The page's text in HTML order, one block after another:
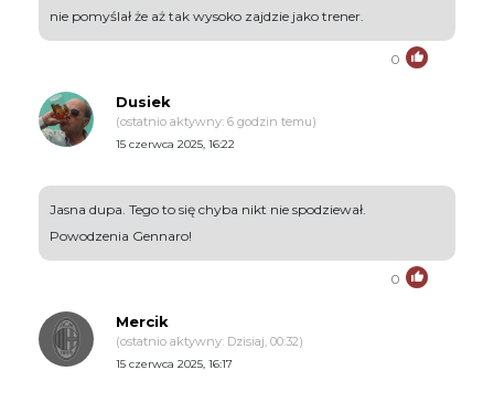
nie pomyślał że aż tak wysoko zajdzie jako trener.
0
Dusiek
(ostatnio aktywny: 6 godzin temu)
15 czerwca 2025, 16:22
Jasna dupa. Tego to się chyba nikt nie spodziewał.
Powodzenia Gennaro!
0
Mercik
(ostatnio aktywny: Dzisiaj, 00:32)
15 czerwca 2025, 16:17